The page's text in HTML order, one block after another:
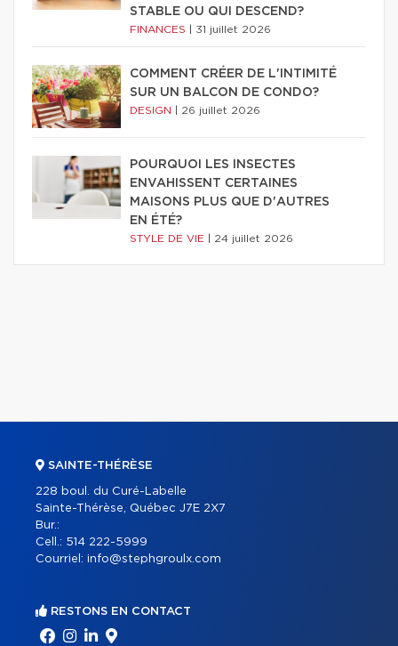
STABLE OU QUI DESCEND?
FINANCES 31 juillet 2026
COMMENT CRÉER DE L'INTIMITÉ
SUR UN BALCON DE CONDO?
DESIGN 26 juillet 2026
POURQUOI LES INSECTES
ENVAHISSENT CERTAINES
MAISONS PLUS QUE D'AUTRES
EN ÉTÉ?
STYLE DE VIE 24 juillet 2026
SAINTE-THÉRÈSE
228 boul. du Curé-Labelle
Sainte-Thérèse, Québec J7E 2X7
Bur.:
Cell.: 514 222-5999
Courriel: info@stephgroulx.com
RESTONS EN CONTACT